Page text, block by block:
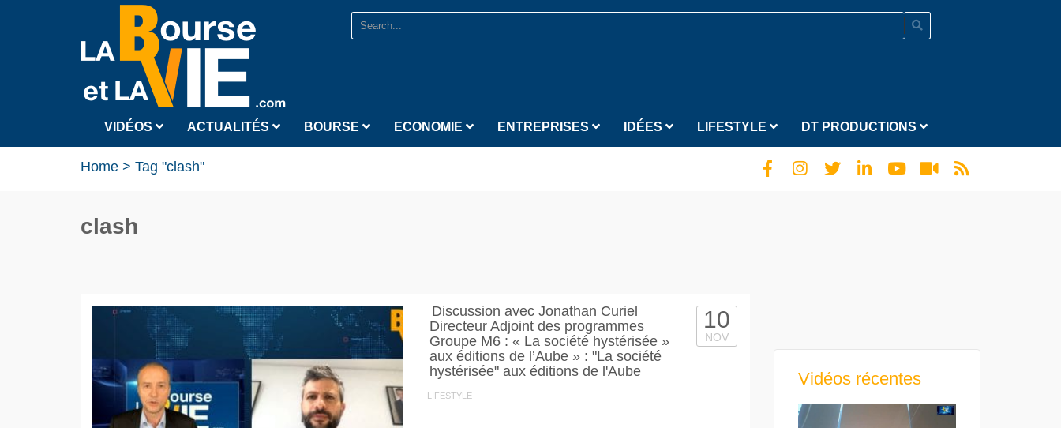
VIDÉOS ACTUALITÉS BOURSE ECONOMIE ENTREPRISES IDÉES LIFESTYLE DT PRODUCTIONS
Home > Tag "clash"
clash
Discussion avec Jonathan Curiel
Directeur Adjoint des programmes
Groupe M6 : « La société hystérisée »
aux éditions de l’Aube » : "La société
hystérisée" aux éditions de l'Aube
LIFESTYLE
10
NOV
Vidéos récentes